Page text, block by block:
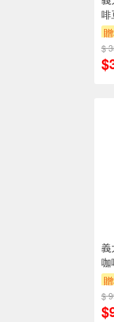
啡
$
義
咖
$